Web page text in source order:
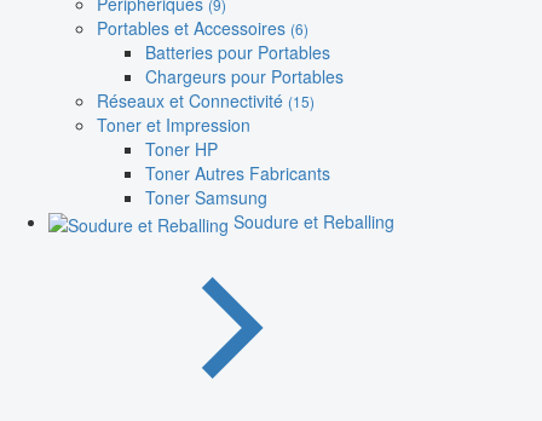
(9)
Portables et Accessoires (6)
Batteries pour Portables
Chargeurs pour Portables
Réseaux et Connectivité (15)
Toner et Impression
Toner HP
Toner Autres Fabricants
Toner Samsung
Soudure et Reballing